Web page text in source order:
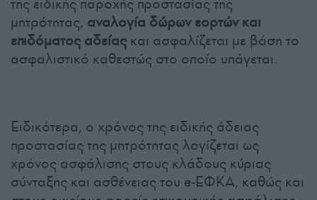
μητρότητας, αναλογία δώρων εορτών και
επιδόματος αδείαςκαι ασφαλίζεται με βάση το
ασφαλιστικό καθεστώς στο οποίο υπάγεται.
Ειδικότερα, ο χρόνος της ειδικής άδειας
προστασίας της μητρότητας λογίζεται ως
χρόνος ασφάλισης στους κλάδους κύριας
σύνταξης και ασθένειας του e-ΕΦΚΑ, καθώς και